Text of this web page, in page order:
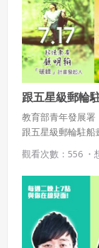
跟五星級郵輪
畫筆闖天涯」
教育部青年發展署
跟五星級郵輪駐
涯」的奇幻冒險
觀看次數：556 ・